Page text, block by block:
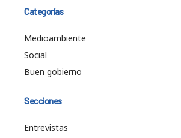
Categorías
Medioambiente
Social
Buen gobierno
Secciones
Entrevistas